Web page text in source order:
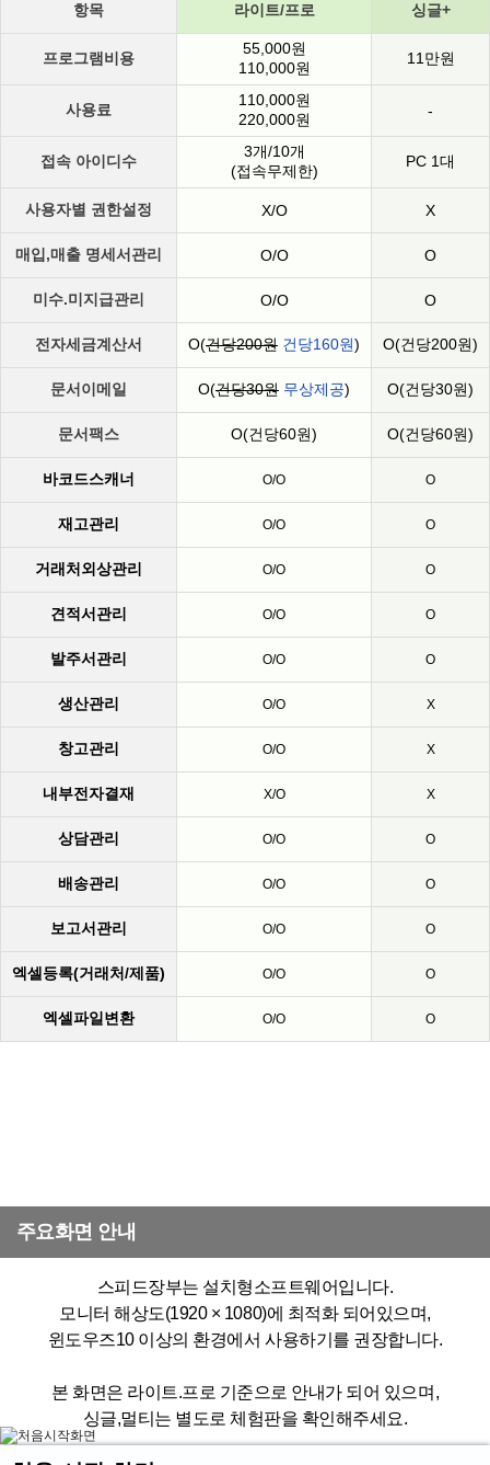
항목 라이트/프로 싱글+
프로그램비용
55,000원
110,000원
11만원
사용료
110,000원
220,000원
-
접속 아이디수
3개/10개
(접속무제한)
PC 1대
사용자별 권한설정 X/O X
매입,매출 명세서관리 O/O O
미수.미지급관리 O/O O
전자세금계산서 O(건당200원 건당160원) O(건당200원)
문서이메일 O(건당30원 무상제공) O(건당30원)
문서팩스 O(건당60원) O(건당60원)
바코드스캐너 O/O O
재고관리 O/O O
거래처외상관리 O/O O
견적서관리 O/O O
발주서관리 O/O O
생산관리 O/O X
창고관리 O/O X
내부전자결재 X/O X
상담관리 O/O O
배송관리 O/O O
보고서관리 O/O O
엑셀등록(거래처/제품) O/O O
엑셀파일변환 O/O O
주요화면 안내
스피드장부는 설치형소프트웨어입니다.
모니터 해상도(1920 × 1080)에 최적화 되어있으며,
윈도우즈10 이상의 환경에서 사용하기를 권장합니다.
본 화면은 라이트.프로 기준으로 안내가 되어 있으며,
싱글,멀티는 별도로 체험판을 확인해주세요.